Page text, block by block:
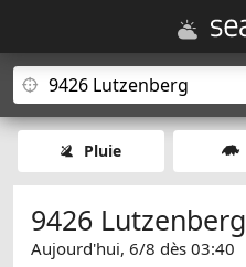
Pluie
9426 Lutzenberg
Aujourd'hui, 6/8 dès 03:40